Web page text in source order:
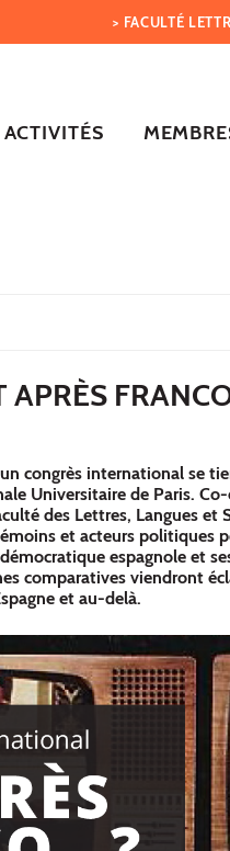
> FACULTÉ
ACTIVITÉS
congrès international se
Universitaire de Paris.
des Lettres, Langues et
et acteurs politiques
espagnole et
comparatives viendront
et au-delà.